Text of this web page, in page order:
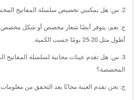
2. س: هل يمكنني تخصيص سلسلة المفاتيح المحشوة الصغيرة المخصصة؟
ج: نعم، يتوفر أيضًا شعار مخصص أو شكل مخصص.
أطول مثل 20-25 يومًا حسب الكمية.
3. س: هل تقدم عينات مجانية لسلسلة المفاتيح
المخصصة؟
ج: نحن نقدم العينة مجانًا بعد التحقق من